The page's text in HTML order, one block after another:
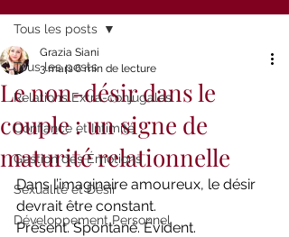
Tous les posts
Relations Extra-conjugales
Confiance et Intimité
Gestion des Émotions
Sexualité et Désir
Développement Personnel
Tous les posts
Le non-désir dans le
couple : un signe de
maturité relationnelle
Grazia Siani
3 mars6 min de lecture
Dans l’imaginaire amoureux, le désir
devrait être constant.
Présent. Spontané. Évident.